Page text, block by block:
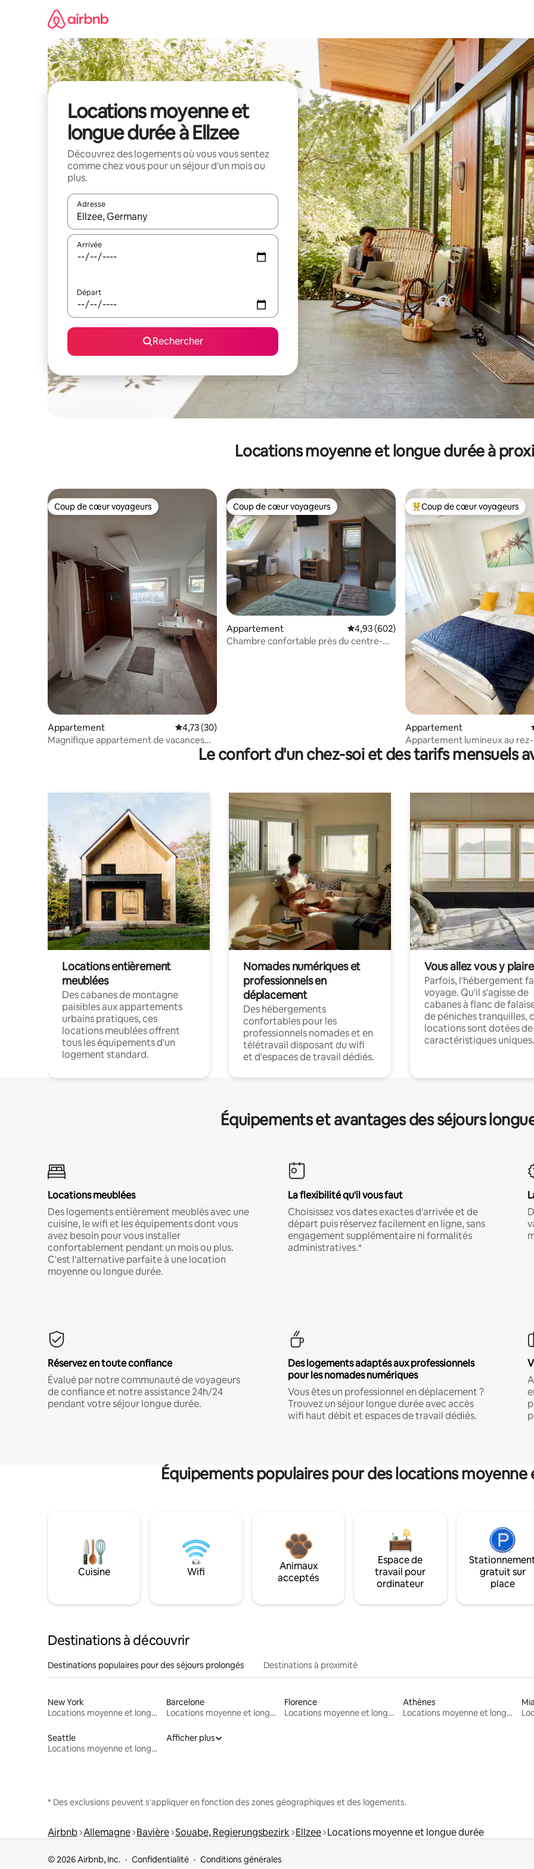
Locations moyenne et
longue durée à Ellzee
Découvrez des logements où vous vous sentez
comme chez vous pour un séjour d'un mois ou
plus.
Adresse
Lorsque les résultats s'affichent, utilisez les flèches vers le haut et vers le bas pour les parcourir ou en appuyant et en
Arrivée
Départ
Rechercher
Locations moyenne et longue durée à
Coup de cœur voyageurs
Coup de cœur voyageurs
Appartement Évaluation moyenne sur la base de 30 commentaires : 4,73 sur 5
4,73 (30)
Magnifique appartement de vacances
Coup de cœur voyageurs
Coup de cœur voyageurs
Appartement Évaluation moyenne sur la base de 602
4,93 (602)
Chambre confortable près du centre-
Coups de cœur voyageurs les
Coup de cœur voyageurs
Appartement
Appartement lumineux au
chaussée dans un nouveau
près de Legoland
Le confort d'un chez-soi et des tarifs mensuels
Locations entièrement
meublées
Des cabanes de montagne
paisibles aux appartements
urbains pratiques, ces
locations meublées offrent
tous les équipements d'un
logement standard.
Nomades numériques et
professionnels en
déplacement
Des hébergements
confortables pour les
professionnels nomades et en
télétravail disposant du wifi
et d'espaces de travail dédiés.
Vous allez vous y plaire
Parfois, l'hébergement
voyage. Qu'il s'agisse de
cabanes à flanc de
de péniches tranquilles,
locations sont dotées de
caractéristiques uniques.
Équipements et avantages des séjours
Locations meublées
Des logements entièrement meublés avec une
cuisine, le wifi et les équipements dont vous
avez besoin pour vous installer
confortablement pendant un mois ou plus.
C'est l'alternative parfaite à une location
moyenne ou longue durée.
La flexibilité qu'il vous faut
Choisissez vos dates exactes d'arrivée et de
départ puis réservez facilement en ligne, sans
engagement supplémentaire ni formalités
administratives.*
Réservez en toute confiance
Évalué par notre communauté de voyageurs
de confiance et notre assistance 24h/24
pendant votre séjour longue durée.
Des logements adaptés aux professionnels
pour les nomades numériques
Vous êtes un professionnel en déplacement ?
Trouvez un séjour longue durée avec accès
wifi haut débit et espaces de travail dédiés.
Équipements populaires pour des locations
Cuisine Wifi
Animaux
acceptés
Espace de
travail pour
ordinateur
gratuit sur
place
Destinations à découvrir
Destinations populaires pour des séjours prolongés Destinations à proximité
New York
Locations moyenne et longue durée
Barcelone
Locations moyenne et longue durée
Florence
Locations moyenne et longue durée
Athènes
Locations moyenne et longue durée
Seattle
Locations moyenne et longue durée
Afficher plus
* Des exclusions peuvent s'appliquer en fonction des zones géographiques et des logements.
Airbnb Allemagne Bavière Souabe, Regierungsbezirk Ellzee Locations moyenne et longue durée
© 2026 Airbnb, Inc. Confidentialité Conditions générales